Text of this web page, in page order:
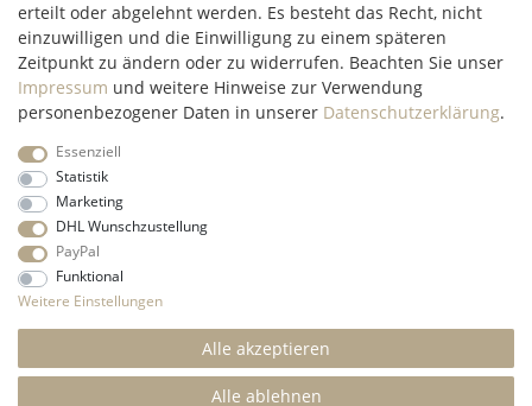
service@c2m-commerce.com
Persönlich:093 26 - 97 97 90
Impressum
Vertrag widerrufen
* Alle Preise inkl. gesetzl. Mehrwertsteuer und ohne
Versandkosten innerhalb Deutschlands, wenn nicht anders
beschrieben
© 2022 C2M COMMERCE Onlineshop - All Rights
Reserved.
erteilt oder abgelehnt werden. Es besteht das Recht, nicht
einzuwilligen und die Einwilligung zu einem späteren
Zeitpunkt zu ändern oder zu widerrufen. Beachten Sie unser
Impressum und weitere Hinweise zur Verwendung
personenbezogener Daten in unserer Daten­schutz­erklärung.
Essenziell
Statistik
Marketing
DHL Wunschzustellung
PayPal
Funktional
Weitere Einstellungen
Alle akzeptieren
Alle ablehnen